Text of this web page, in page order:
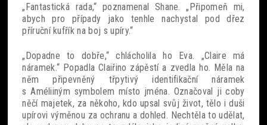
„Fantastická rada,“ poznamenal Shane. „Připomeň mi,
abych pro případy jako tenhle nachystal pod dřez
příruční kufřík na boj s upíry.“
„Dopadne to dobře,“ chlácholila ho Eva. „Claire má
náramek.“ Popadla Claiřino zápěstí a zvedla ho. Měla na
něm připevněný třpytivý identifikační náramek
s Améliiným symbolem místo jména. Označoval ji coby
něčí majetek, za někoho, kdo upsal svůj život, tělo i duši
upírovi výměnou za ochranu a dohled. Nechtěla to udělat,